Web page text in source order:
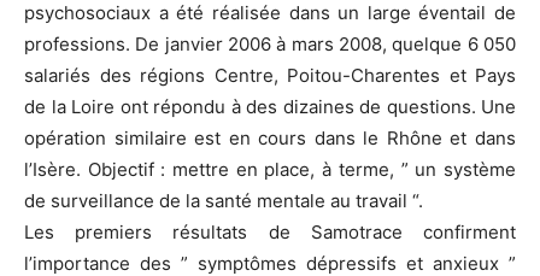
psychosociaux a été réalisée dans un large éventail de
professions. De janvier 2006 à mars 2008, quelque 6 050
salariés des régions Centre, Poitou-Charentes et Pays
de la Loire ont répondu à des dizaines de questions. Une
opération similaire est en cours dans le Rhône et dans
l’Isère. Objectif : mettre en place, à terme, ” un système
de surveillance de la santé mentale au travail “.
Les premiers résultats de Samotrace confirment
l’importance des ” symptômes dépressifs et anxieux ”